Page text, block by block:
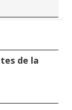
de la